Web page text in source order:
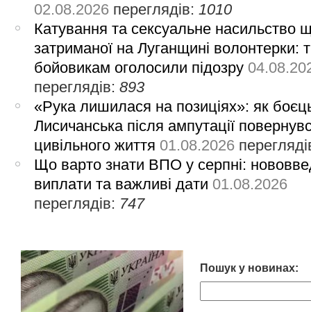
02.08.2026 переглядів:1010
Катування та сексуальне насильство
затриманої на Луганщині волонтерки:
бойовикам оголосили підозру
переглядів:893
«Рука лишилася на позиціях»: як
Лисичанська після ампутації
цивільного життя 01.08.2026
Що варто знати ВПО у серпні:
виплати та важливі дати 01.08.2026
переглядів: 747
Пошук у новинах: